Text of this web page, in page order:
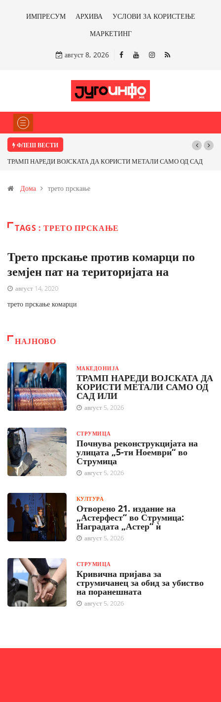
ИМПРЕСУМ АРХИВА
УСЛОВИ ЗА КОРИСТЕЊЕ
МАРКЕТИНГ
август 8, 2026
ФЛЕШ ВЕСТИ
ТРАМП НАРЕДИ ВОЈСКАТА ДА КОРИСТИ МЕТАЛИ САМО ОД САД
Иловица и со антимонот?
Дома трето прскање
TAGS : ТРЕТО ПРСКАЊЕ
Трето прскање против комарци по
земјен пат на територијата на
август 14, 2020
трето прскање комарци
НАЈНОВО
МАКЕДОНИЈА
ТРАМП НАРЕДИ ВОЈСКАТА ДА
КОРИСТИ МЕТАЛИ САМО ОД
САД ИЛИ
август 5, 2026
СТРУМИЦА
Почнува реконструкцијата на
улицата „5-ти Ноември“ во
Струмица
август 5, 2026
КУЛТУРА
Отворено 21. издание на
„Астерфест“ во Струмица:
Наградата „Астер“ ѝ
август 5, 2026
СТРУМИЦА
Кривична пријава за
струмичанец за обид за убиство
на поранешната
август 5, 2026